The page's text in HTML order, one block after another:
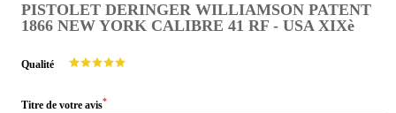
PISTOLET DERINGER WILLIAMSON PATENT
1866 NEW YORK CALIBRE 41 RF - USA XIXè
Qualité
Titre de votre avis*